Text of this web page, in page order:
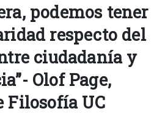
podemos tener
respecto del
ciudadanía y
Olof Page,
Filosofía UC